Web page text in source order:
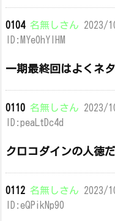
0104 名無しさん 2023/
ID:MYe0hYIHM
一期最終回はよくネ
0110 名無しさん 2023/
ID:peaLtDc4d
クロコダインの人徳
0112 名無しさん 2023/
ID:eQPikNp90